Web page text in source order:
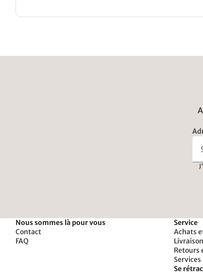
Nous sommes là pour vous
Contact
FAQ
Service
Achats
Retours
Se